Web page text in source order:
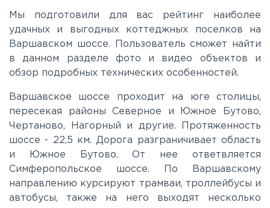
Каширское
Киевское
Ленинградское
Лихачевское
Минское
Мы подготовили для вас рейтинг наиболее
удачных и выгодных коттеджных поселков на
Варшавском шоссе. Пользователь сможет найти
в данном разделе фото и видео объектов и
обзор подробных технических особенностей.
Варшавское шоссе проходит на юге столицы,
пересекая районы Северное и Южное Бутово,
Чертаново, Нагорный и другие. Протяженность
шоссе - 22,5 км. Дорога разграничивает область
и Южное Бутово. От нее ответвляется
Симферопольское шоссе. По Варшавскому
направлению курсируют трамваи, троллейбусы и
автобусы, также на него выходят несколько